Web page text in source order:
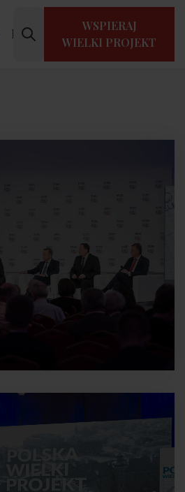
Kontakt
WSPIERAJ
WIELKI PROJEKT